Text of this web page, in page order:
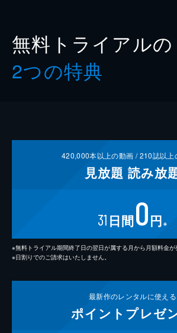
無料トライアルの
2つの特典
420,000本以上の動画 /210誌以上
見放題 読み放
31 日間0円 ※
※無料トライアル期間終了日の翌日が属する月から月額料金が
※日割りでのご請求はいたしません。
最新作のレンタルに使える
ポイント プレゼ